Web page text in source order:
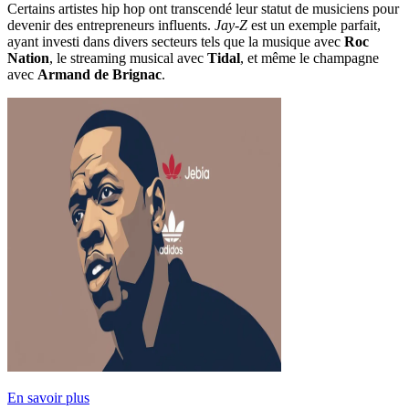
Certains artistes hip hop ont transcendé leur statut de musiciens pour
devenir des entrepreneurs influents. Jay-Z est un exemple parfait,
ayant investi dans divers secteurs tels que la musique avec Roc
Nation, le streaming musical avec Tidal, et même le champagne
avec Armand de Brignac.
En savoir plus